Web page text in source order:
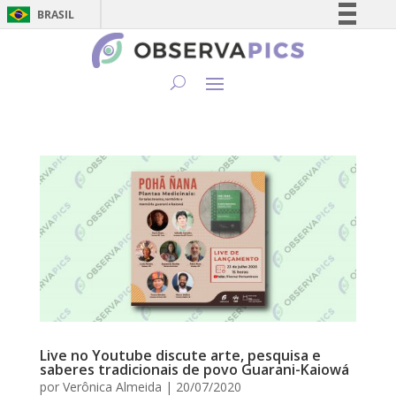
BRASIL
Simplifique!
Canais
Live no Youtube discute arte, pesquisa e
saberes tradicionais de povo Guarani-Kaiowá
por Verônica Almeida | 20/07/2020